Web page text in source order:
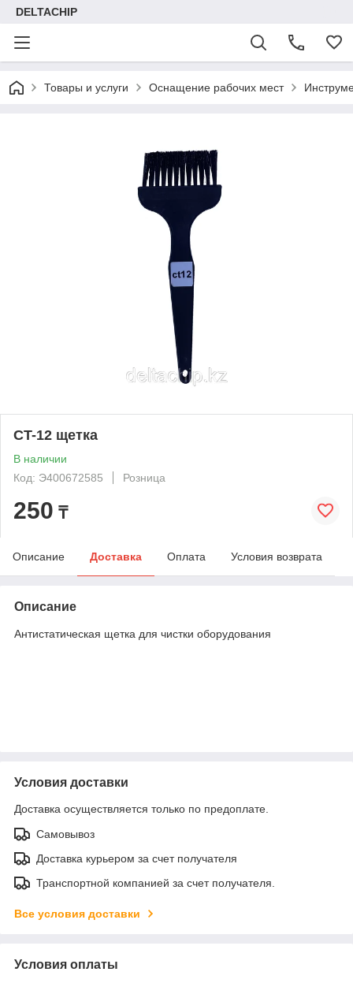
DELTACHIP
Товары и услуги Оснащение рабочих мест
CT-12 щетка
В наличии
Код: Э400672585
Розница
250 ₸
Описание Доставка Оплата Условия возврата
Описание
Антистатическая щетка для чистки оборудования
Условия доставки
Доставка осуществляется только по предоплате.
Самовывоз
Доставка курьером за счет получателя
Транспортной компанией за счет получателя.
Все условия доставки
Условия оплаты